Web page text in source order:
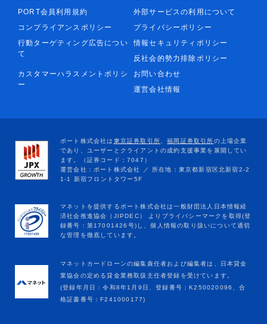
PORT会員利用規約
外部サービスの利用について
コンプライアンスポリシー
プライバシーポリシー
行動ターゲティング広告につい
て
情報セキュリティポリシー
反社会的勢力排除ポリシー
カスタマーハラスメントポリシ
ー
お問い合わせ
運営会社情報
マネットカードローンの編集責任者および編集者は、日本貸金
業協会の定める貸金業務取扱主任者登録を受けています。
(登録年月日：令和8年1月9日、登録番号：K250020096、合
格証書番号：F241000177)